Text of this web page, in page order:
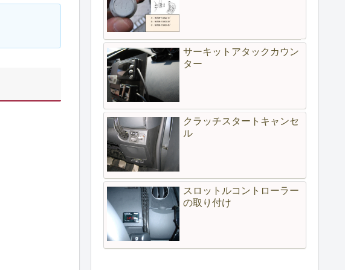
サーキットアタックカウン
ター
クラッチスタートキャンセ
ル
スロットルコントローラー
の取り付け